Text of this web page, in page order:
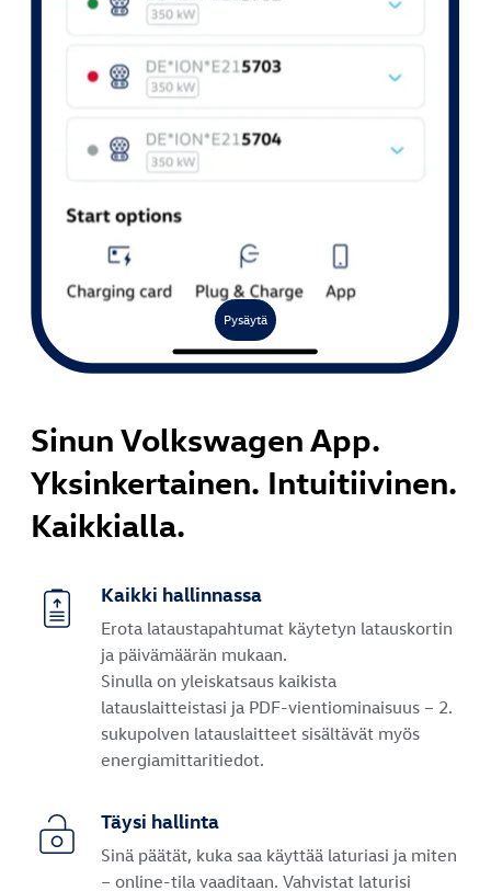
Pysäytä
Sinun Volkswagen App.
Yksinkertainen. Intuitiivinen.
Kaikkialla.
Kaikki hallinnassa
Erota lataustapahtumat käytetyn latauskortin
ja päivämäärän mukaan.
Sinulla on yleiskatsaus kaikista
latauslaitteistasi ja PDF-vientiominaisuus – 2.
sukupolven latauslaitteet sisältävät myös
energiamittaritiedot.
Täysi hallinta
Sinä päätät, kuka saa käyttää laturiasi ja miten
– online-tila vaaditaan. Vahvistat laturisi